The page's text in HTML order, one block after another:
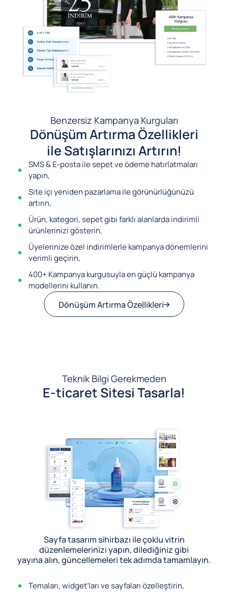
Benzersiz Kampanya Kurguları
Dönüşüm Artırma Özellikleri
ile Satışlarınızı Artırın!
SMS & E-posta ile sepet ve ödeme hatırlatmaları
yapın,
Site içi yeniden pazarlama ile görünürlüğünüzü
artırın,
Ürün, kategori, sepet gibi farklı alanlarda indirimli
ürünlerinizi gösterin,
Üyelerinize özel indirimlerle kampanya dönemlerini
verimli geçirin,
400+ Kampanya kurgusuyla en güçlü kampanya
modellerini kullanın.
Dönüşüm Artırma Özellikleri
Teknik Bilgi Gerekmeden
E-ticaret Sitesi Tasarla!
Sayfa tasarım sihirbazı ile çoklu vitrin
düzenlemelerinizi yapın, dilediğiniz gibi
yayına alın, güncellemeleri tek adımda tamamlayın.
Temaları, widget’ları ve sayfaları özelleştirin,